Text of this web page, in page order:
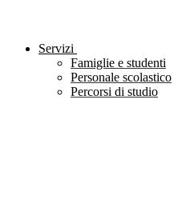
Servizi
Famiglie e studenti
Personale scolastico
Percorsi di studio